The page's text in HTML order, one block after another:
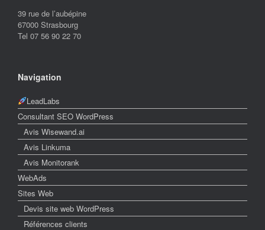
39 rue de l’aubépine
67000 Strasbourg
Tel 07 56 90 22 70
Navigation
LeadLabs
Consultant SEO WordPress
Avis Wisewand.ai
Avis Linkuma
Avis Monitorank
WebAds
Sites Web
Devis site web WordPress
Références clients